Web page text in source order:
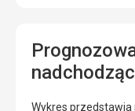
Wykres